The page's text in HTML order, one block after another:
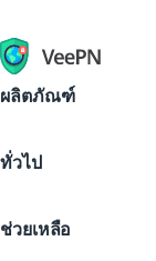
ผลิตภัณฑ์
VPN for macOS
iOS VPN
ทั่วไป
ดาวน์โหลด VPN
ช่วยเหลือ